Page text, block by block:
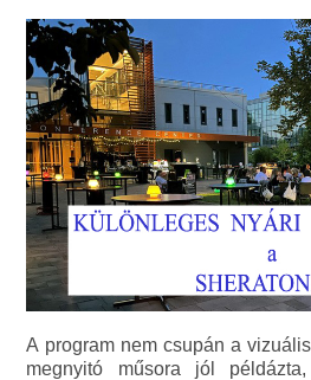
A program nem csupán a
megnyitó műsora jól